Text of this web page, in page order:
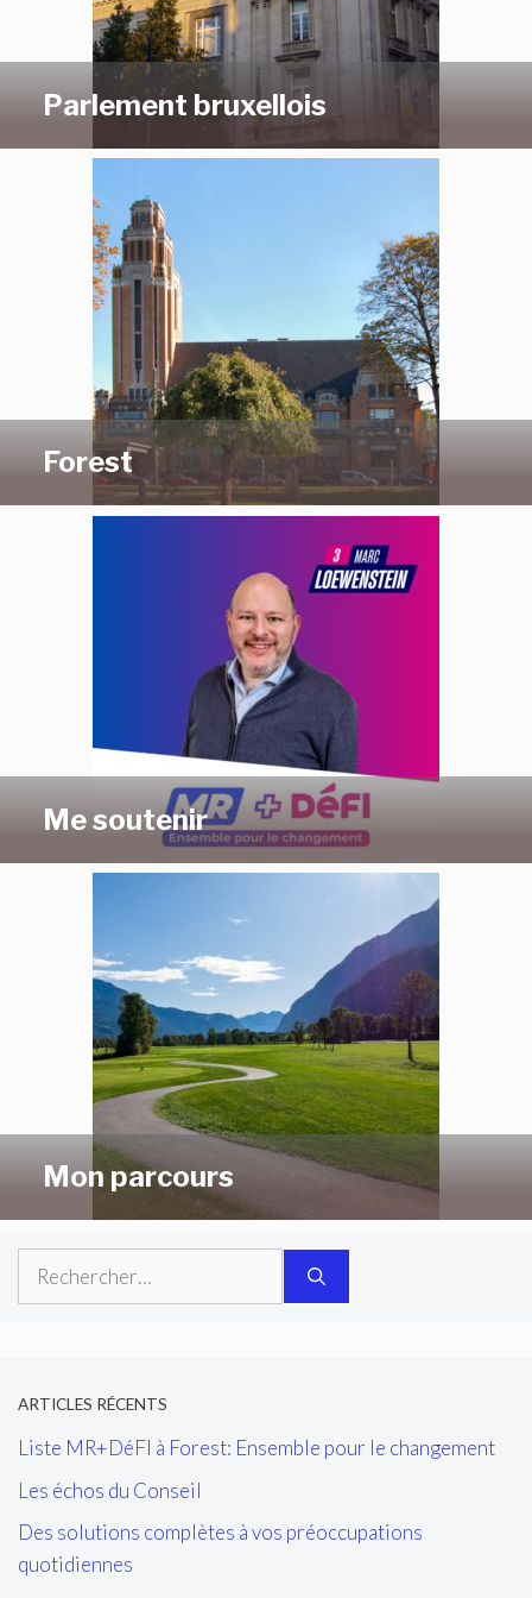
Parlement bruxellois
Forest
Me soutenir
Mon parcours
Rechercher :
ARTICLES RÉCENTS
Liste MR+DéFI à Forest: Ensemble pour le changement
Les échos du Conseil
Des solutions complètes à vos préoccupations
quotidiennes